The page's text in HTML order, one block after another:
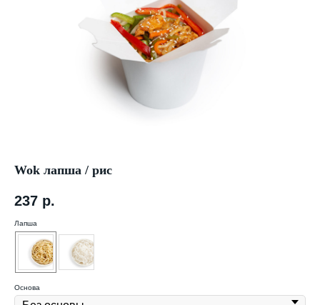
Wok лапша / рис
237 р.
Лапша
Основа